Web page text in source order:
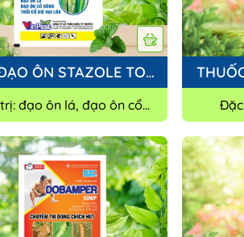
ÔN STAZOLE TOP
650WP
đạo ôn lá, đạo ôn cổ
thối cổ gié hại lúa